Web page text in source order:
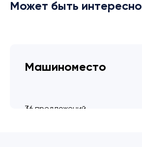
Может быть интересно
Машиноместо
36 предложений